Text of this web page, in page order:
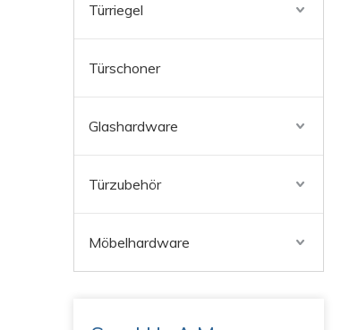
Türriegel
Türschoner
Glashardware
Türzubehör
Möbelhardware